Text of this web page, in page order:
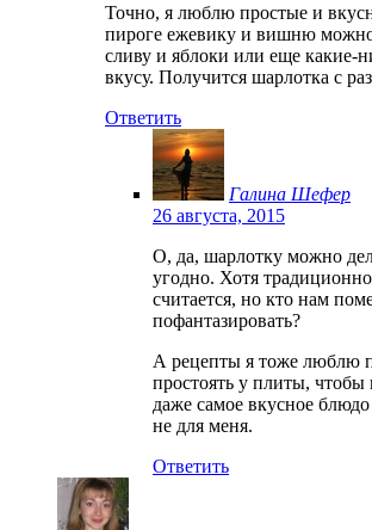
Точно, я люблю простые и
пироге ежевику и вишню можно
сливу и яблоки или еще какие-
вкусу. Получится шарлотка с
Ответить
Галина Шефер
26 августа, 2015
О, да, шарлотку можно
угодно. Хотя
считается, но кто нам
пофантазировать?
А рецепты я тоже люблю
простоять у плиты, чтобы
даже самое вкусное
не для меня.
Ответить